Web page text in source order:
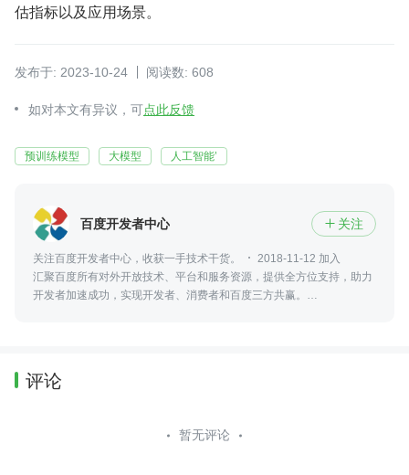
估指标以及应用场景。
发布于: 2023-10-24 阅读数: 608
如对本文有异议，可点此反馈
预训练模型 大模型 人工智能’
百度开发者中心  关注
关注百度开发者中心，收获一手技术干货。
2018-11-12 加入
汇聚百度所有对外开放技术、平台和服务资源，提供全方位支持，助力
开发者加速成功，实现开发者、消费者和百度三方共赢。
评论
暂无评论